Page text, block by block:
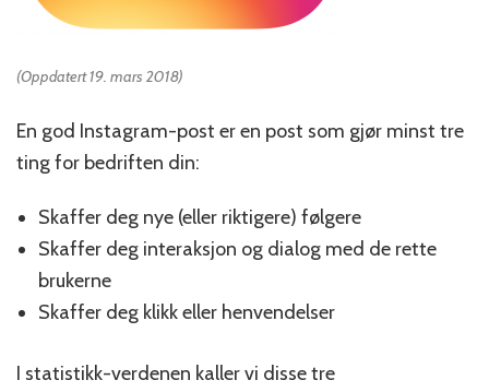
(Oppdatert 19. mars 2018)
En god Instagram-post er en post som gjør minst tre
ting for bedriften din:
Skaffer deg nye (eller riktigere) følgere
Skaffer deg interaksjon og dialog med de rette
brukerne
Skaffer deg klikk eller henvendelser
I statistikk-verdenen kaller vi disse tre